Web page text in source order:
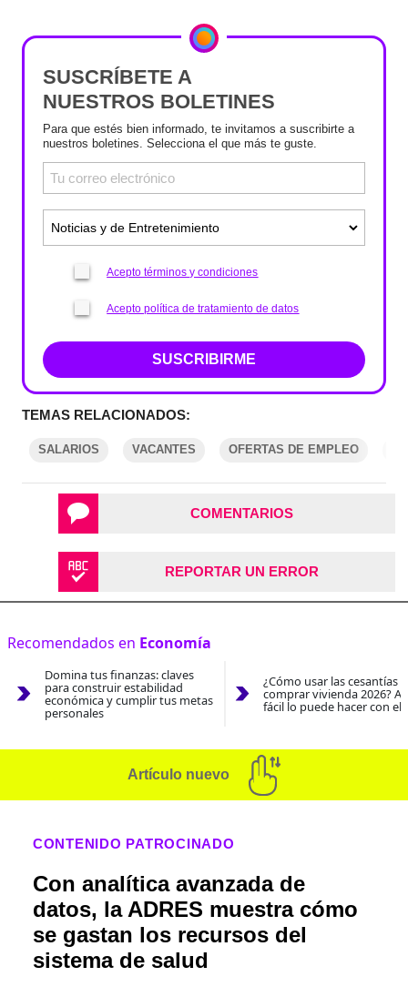
SUSCRÍBETE A
NUESTROS BOLETINES
Para que estés bien informado, te invitamos a suscribirte a
nuestros boletines. Selecciona el que más te guste.
Acepto términos y condiciones
Acepto política de tratamiento de datos
SUSCRIBIRME
TEMAS RELACIONADOS:
SALARIOS VACANTES OFERTAS DE EMPLEO
COMENTARIOS
REPORTAR UN ERROR
Recomendados en Economía
Domina tus finanzas: claves
para construir estabilidad
económica y cumplir tus metas
personales
¿Cómo usar las cesantías
comprar vivienda 2026?
fácil lo puede hacer con el
Artículo nuevo
CONTENIDO PATROCINADO
Con analítica avanzada de
datos, la ADRES muestra cómo
se gastan los recursos del
sistema de salud